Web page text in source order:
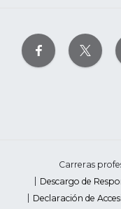
Carreras
Descargo de
Declaración de